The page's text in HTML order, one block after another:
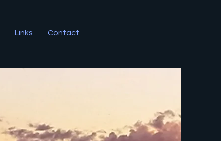
Links Contact